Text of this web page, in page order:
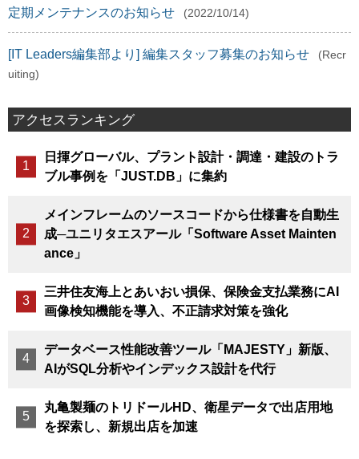
定期メンテナンスのお知らせ (2022/10/14)
[IT Leaders編集部より] 編集スタッフ募集のお知らせ
(Recr
uiting)
アクセスランキング
日揮グローバル、プラント設計・調達・建設のトラ
ブル事例を「JUST.DB」に集約
メインフレームのソースコードから仕様書を自動生
成─ユニリタエスアール「Software Asset Mainten
ance」
三井住友海上とあいおい損保、保険金支払業務にAI
画像検知機能を導入、不正請求対策を強化
データベース性能改善ツール「MAJESTY」新版、
AIがSQL分析やインデックス設計を代行
丸亀製麺のトリドールHD、衛星データで出店用地
を探索し、新規出店を加速